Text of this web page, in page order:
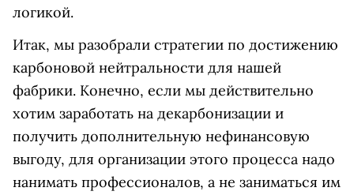
логикой.
Итак, мы разобрали стратегии по достижению
карбоновой нейтральности для нашей
фабрики. Конечно, если мы действительно
хотим заработать на декарбонизации и
получить дополнительную нефинансовую
выгоду, для организации этого процесса надо
нанимать профессионалов, а не заниматься им